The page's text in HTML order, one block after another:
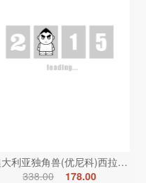
利亚独角兽(优尼科)西拉红葡
338.00
178.00